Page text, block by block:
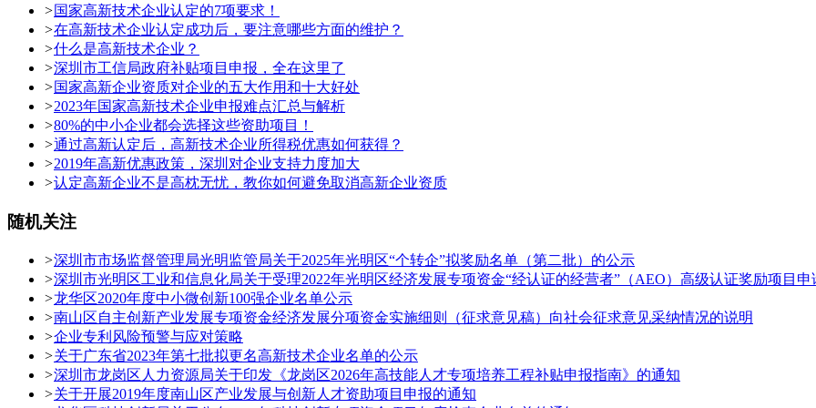
>国家高新技术企业认定的7项要求！
>在高新技术企业认定成功后，要注意哪些方面的维护？
>什么是高新技术企业？
>深圳市工信局政府补贴项目申报，全在这里了
>国家高新企业资质对企业的五大作用和十大好处
>2023年国家高新技术企业申报难点汇总与解析
>80%的中小企业都会选择这些资助项目！
>通过高新认定后，高新技术企业所得税优惠如何获得？
>2019年高新优惠政策，深圳对企业支持力度加大
>认定高新企业不是高枕无忧，教你如何避免取消高新企业资质
随机关注
>深圳市市场监督管理局光明监管局关于2025年光明区“个转企”拟奖励名单（第二批）的公示
>深圳市光明区工业和信息化局关于受理2022年光明区经济发展专项资金“经认证的经营者”（AEO）高级认证奖励项目申
>龙华区2020年度中小微创新100强企业名单公示
>南山区自主创新产业发展专项资金经济发展分项资金实施细则（征求意见稿）向社会征求意见采纳情况的说明
>企业专利风险预警与应对策略
>关于广东省2023年第七批拟更名高新技术企业名单的公示
>深圳市龙岗区人力资源局关于印发《龙岗区2026年高技能人才专项培养工程补贴申报指南》的通知
>关于开展2019年度南山区产业发展与创新人才资助项目申报的通知